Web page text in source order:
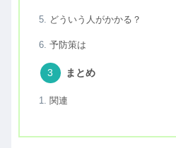
どういう人がかかる？
予防策は
まとめ
関連